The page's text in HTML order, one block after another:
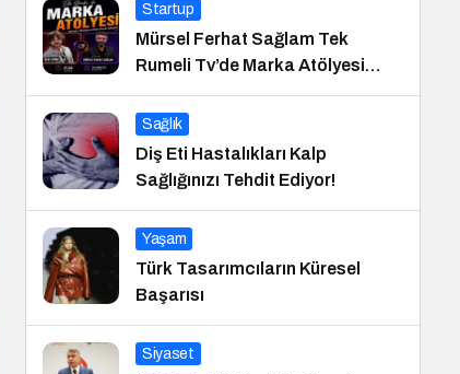
Startup
Mürsel Ferhat Sağlam Tek
Rumeli Tv’de Marka Atölyesi
Programına Konuk Oldu
Sağlık
Diş Eti Hastalıkları Kalp
Sağlığınızı Tehdit Ediyor!
Yaşam
Türk Tasarımcıların Küresel
Başarısı
Siyaset